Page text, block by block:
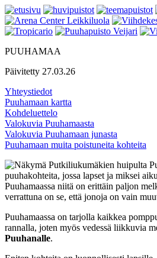
PUUHAMAA
Päivitetty 27.03.26
Yhteystiedot
Puuhamaan kartta
Kohdeluettelo
Valokuvia Puuhamaasta
Valokuvia Puuhamaan junasta
Puuhamaan muita poistuneita kohteita
puuhakohteita, jossa lapset ja miksei
Puuhamaassa niitä on erittäin paljon
verrattuna on se, että jonoja on vain
Puuhamaassa on tarjolla kaikkea
rannalla, joten myös vedessä liikkuvia
Puuhanalle.